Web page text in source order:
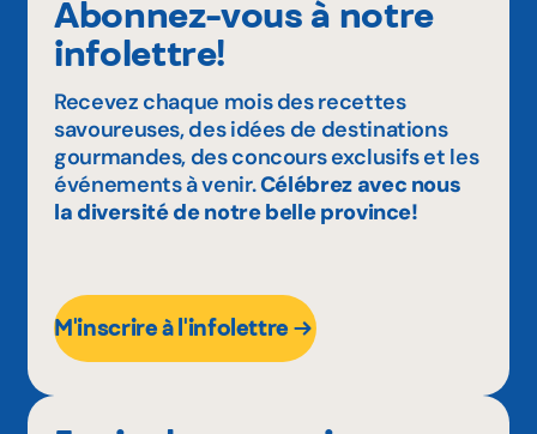
Abonnez-vous à notre
infolettre!
Recevez chaque mois des recettes
savoureuses, des idées de destinations
gourmandes, des concours exclusifs et les
événements à venir.Célébrez avec nous
la diversité de notre belle province!
M'inscrire à l'infolettre